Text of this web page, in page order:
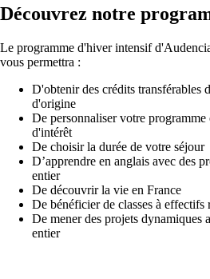
Découvrez notre
Le programme d'hiver intensif
vous permettra :
D'obtenir des crédits transférables
d'origine
De personnaliser votre
d'intérêt
De choisir la durée de votre séjour
D’apprendre en anglais avec des
entier
De découvrir la vie en France
De bénéficier de classes à effectifs
De mener des projets dynamiques
entier